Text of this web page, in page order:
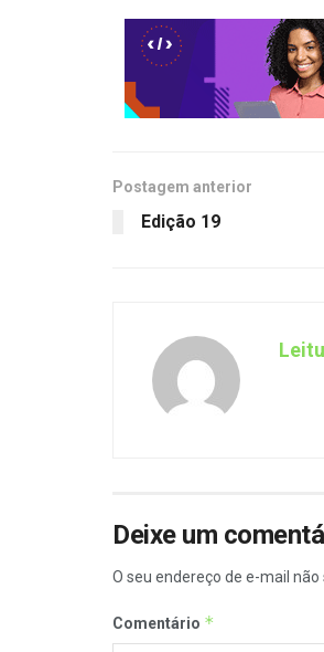
Postagem anterior
Edição 19
Deixe um
O seu endereço de e-mail não
Comentário *